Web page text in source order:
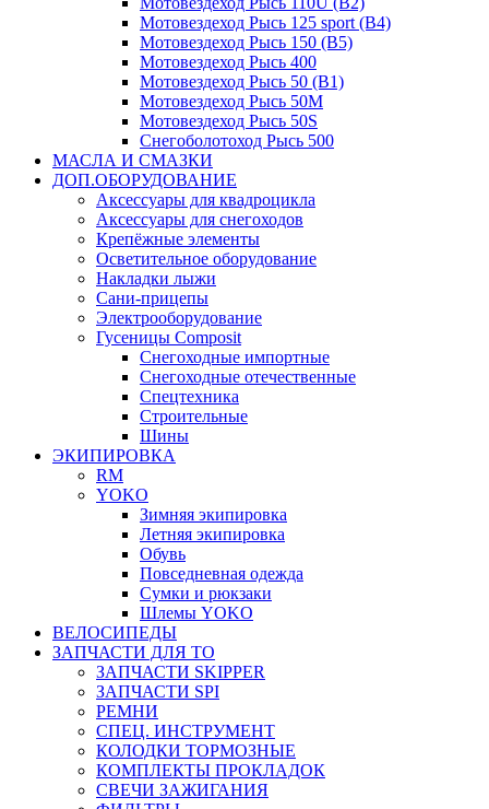
Мотовездеход Рысь 125 sport (B4)
Мотовездеход Рысь 150 (B5)
Мотовездеход Рысь 400
Мотовездеход Рысь 50 (B1)
Мотовездеход Рысь 50M
Мотовездеход Рысь 50S
Снегоболотоход Рысь 500
МАСЛА И СМАЗКИ
ДОП.ОБОРУДОВАНИЕ
Аксессуары для квадроцикла
Аксессуары для снегоходов
Крепёжные элементы
Осветительное оборудование
Накладки лыжи
Сани-прицепы
Электрооборудование
Гусеницы Composit
Снегоходные импортные
Снегоходные отечественные
Спецтехника
Строительные
Шины
ЭКИПИРОВКА
RM
YOKO
Зимняя экипировка
Летняя экипировка
Обувь
Повседневная одежда
Сумки и рюкзаки
Шлемы YOKO
ВЕЛОСИПЕДЫ
ЗАПЧАСТИ ДЛЯ ТО
ЗАПЧАСТИ SKIPPER
ЗАПЧАСТИ SPI
РЕМНИ
СПЕЦ. ИНСТРУМЕНТ
КОЛОДКИ ТОРМОЗНЫЕ
КОМПЛЕКТЫ ПРОКЛАДОК
СВЕЧИ ЗАЖИГАНИЯ